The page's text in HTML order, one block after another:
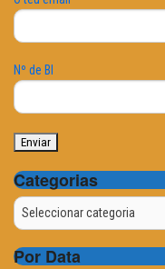
Nº de BI
Categorias
Categorias
Por Data